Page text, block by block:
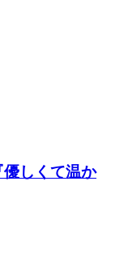
優しくて温か